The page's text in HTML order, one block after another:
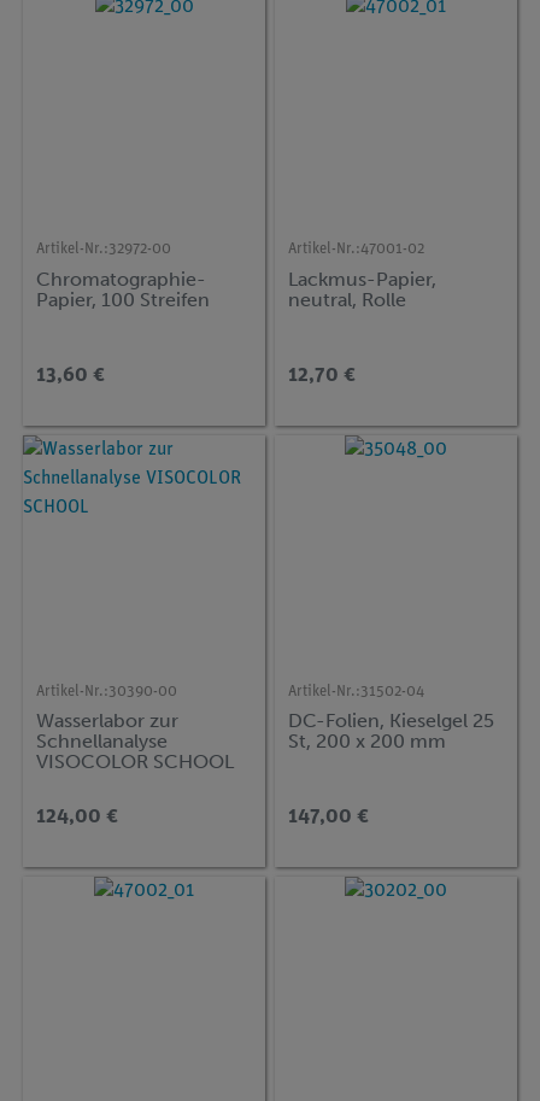
Artikel-Nr.:32972-00
Chromatographie-
Papier, 100 Streifen
13,60 €
Artikel-Nr.:47001-02
Lackmus-Papier,
neutral, Rolle
12,70 €
Artikel-Nr.:30390-00
Wasserlabor zur
Schnellanalyse
VISOCOLOR SCHOOL
124,00 €
Artikel-Nr.:31502-04
DC-Folien, Kieselgel 25
St, 200 x 200 mm
147,00 €